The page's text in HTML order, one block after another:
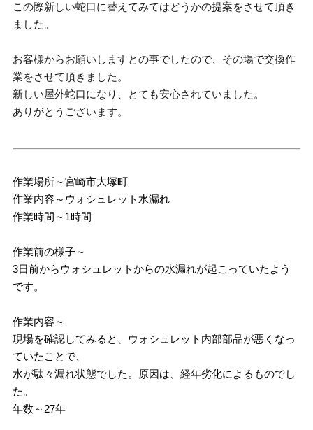
この際新しい蛇口に替えてみてはどうかの提案をさせて頂き
ました。
お客様からお願いしますとの事でしたので、その場で交換作
業をさせて頂きました。
新しい屋外蛇口になり、とても安心されていました。
ありがとうございます。
作業場所～宮崎市大塚町
作業内容～ウォシュレット水漏れ
作業時間～1時間
作業前の様子～
3日前からウォシュレットからの水漏れが起こっていたよう
です。
作業内容～
現場を確認してみると、ウォシュレット内部部品が悪くなっ
ていたことで、
水が駄々漏れ状態でした。原因は、経年劣化によるものでし
た。
年数～27年